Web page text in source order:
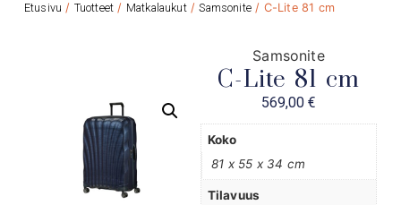
Etusivu / Tuotteet / Matkalaukut/Samsonite/ C-Lite 81 cm
Samsonite
C-Lite 81 cm
569,00€
Koko
81 x 55 x 34 cm
Tilavuus